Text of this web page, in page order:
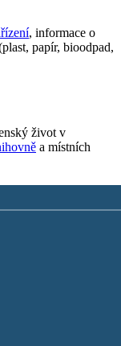
, informace o
papír, bioodpad,
život v
a místních